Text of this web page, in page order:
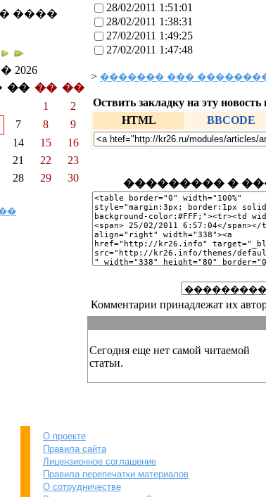
����
�� �� ��
1
2
7 8
9
14 15
16
21 22
23
28 29
30
28/02/2011 1:51:01
28/02/2011 1:38:31
27/02/2011 1:49:25
27/02/2011 1:47:48
> ������� ���
Оствить закладку на эту
HTML
BBCODE
��������� �
Комментарии принадлежат их
Сегодня еще нет самой читаемой
статьи.
О проекте
Правила сайта
Лицензионное соглашение
Правила перепечатки материалов
О сотрудничестве